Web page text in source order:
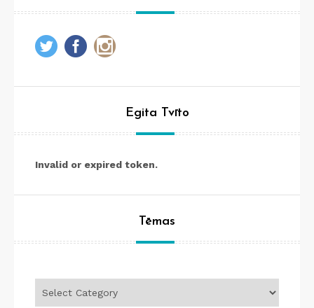
Egita Tvīto
Invalid or expired token.
Tēmas